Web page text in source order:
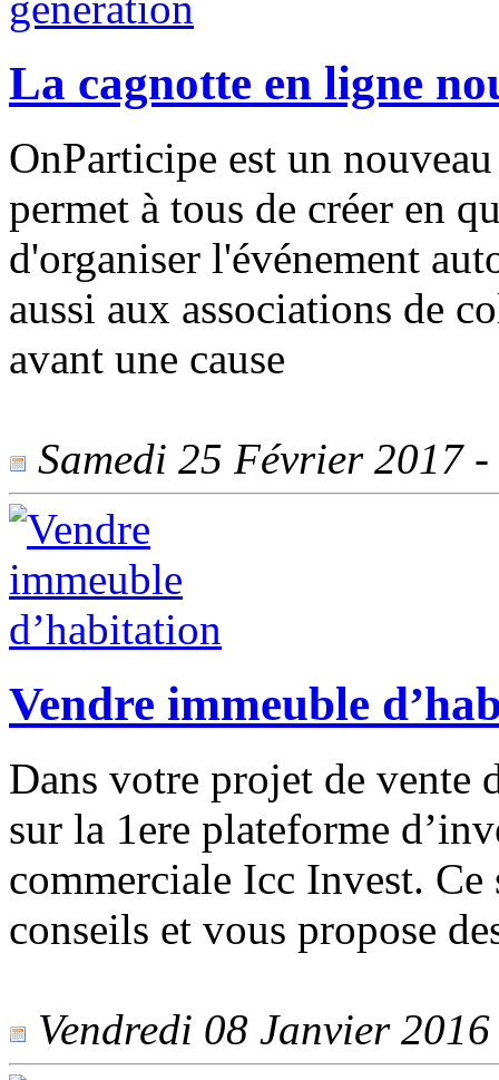
La cagnotte en ligne
OnParticipe est un
permet à tous de créer en
d'organiser l'événement
aussi aux associations de
avant une cause
Samedi 25 Février 2017
Vendre immeuble
Dans votre projet de vente
sur la 1ere plateforme
commerciale Icc Invest.
conseils et vous propose
Vendredi 08 Janvier